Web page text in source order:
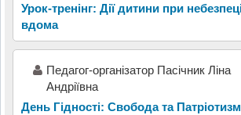
Урок-тренінг: Дії дитини при
вдома
Педагог-організатор Пасічник Ліна
Андріївна
День Гідності: Свобода та Патріотизм